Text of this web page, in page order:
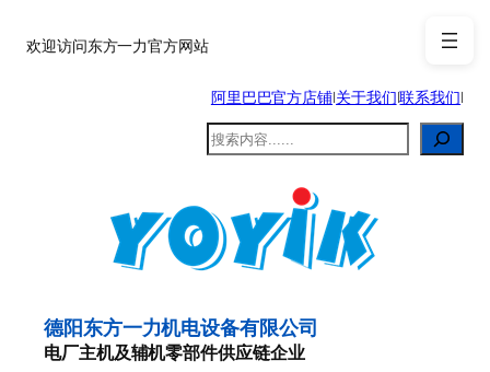
至欢迎访问东方一力官方网站
阿里巴巴官方店铺|关于我们|联系我们|
搜
索
德阳东方一力机电设备有限公司
电厂主机及辅机零部件供应链企业